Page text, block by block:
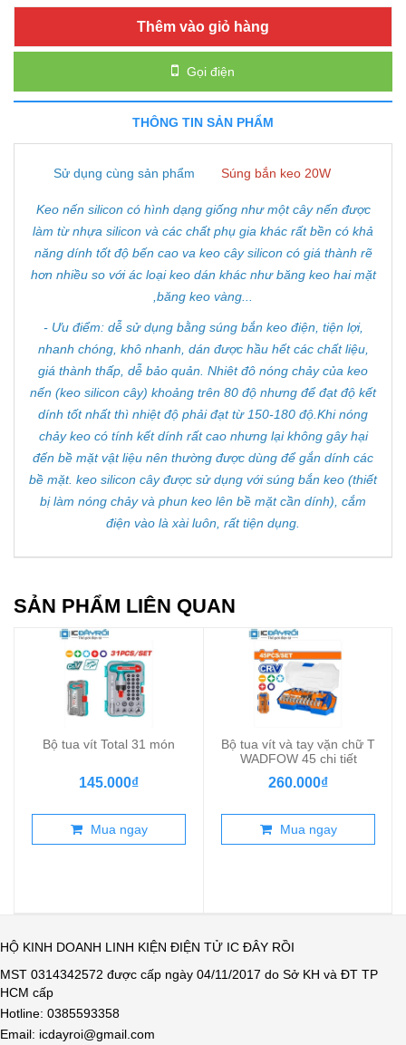
Thêm vào giỏ hàng
Gọi điện
THÔNG TIN SẢN PHẨM
Sử dụng cùng sản phẩm Súng bắn keo 20W
Keo nến silicon có hình dạng giống như một cây nến được
làm từ nhựa silicon và các chất phụ gia khác rất bền có khả
năng dính tốt độ bến cao va keo cây silicon có giá thành rẽ
hơn nhiều so với ác loại keo dán khác như băng keo hai mặt
,băng keo vàng...
- Ưu điểm: dễ sử dụng bằng súng bắn keo điện, tiện lợi,
nhanh chóng, khô nhanh, dán được hầu hết các chất liệu,
giá thành thấp, dễ bảo quản. Nhiêt đô nóng chảy của keo
nến (keo silicon cây) khoảng trên 80 độ nhưng để đạt độ kết
dính tốt nhất thì nhiệt độ phải đạt từ 150-180 độ.Khi nóng
chảy keo có tính kết dính rất cao nhưng lại không gây hại
đến bề mặt vật liệu nên thường được dùng để gắn dính các
bề mặt. keo silicon cây được sử dụng với súng bắn keo (thiết
bị làm nóng chảy và phun keo lên bề mặt cần dính), cắm
điện vào là xài luôn, rất tiện dụng.
SẢN PHẨM LIÊN QUAN
Bộ tua vít Total 31 món
145.000₫
Mua ngay
Bộ tua vít và tay vặn chữ T
WADFOW 45 chi tiết
260.000₫
Mua ngay
HỘ KINH DOANH LINH KIỆN ĐIỆN TỬ IC ĐÂY RỒI
MST 0314342572 được cấp ngày 04/11/2017 do Sở KH và ĐT TP
HCM cấp
Hotline: 0385593358
Email: icdayroi@gmail.com